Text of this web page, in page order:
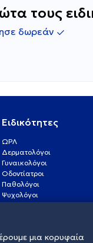
τους
δωρεάν
Ειδικότητες
ΩΡΛ
Δερματολόγοι
Γυναικολόγοι
Οδοντίατροι
Παθολόγοι
Ψυχολόγοι
Καρδιολόγοιμια κορυφαία